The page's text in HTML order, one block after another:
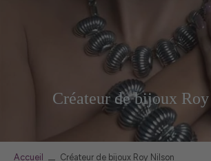
Créateur de bijoux
Accueil Créateur de bijoux Roy Nilson